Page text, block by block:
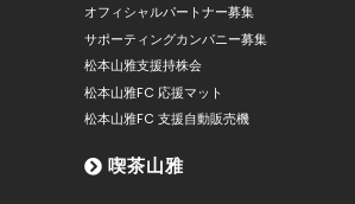
オフィシャルパートナー募集
サポーティングカンパニー募集
松本山雅支援持株会
松本山雅FC 応援マット
松本山雅FC 支援自動販売機
喫茶山雅